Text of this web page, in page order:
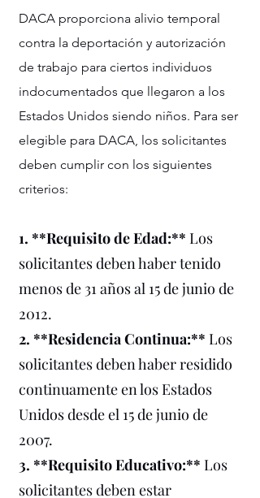
DACA proporciona alivio temporal
contra la deportación y autorización
de trabajo para ciertos individuos
indocumentados que llegaron a los
Estados Unidos siendo niños. Para ser
elegible para DACA, los solicitantes
deben cumplir con los siguientes
criterios:
1. **Requisito de Edad:** Los
solicitantes deben haber tenido
menos de 31 años al 15 de junio de
2012.
2. **Residencia Continua:** Los
solicitantes deben haber residido
continuamente en los Estados
Unidos desde el 15 de junio de
2007.
3. **Requisito Educativo:** Los
solicitantes deben estar